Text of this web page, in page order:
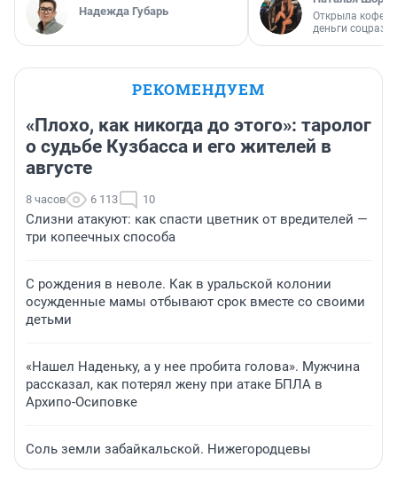
Надежда Губарь
Открыла
деньги
РЕКОМЕНДУЕМ
«Плохо, как никогда до этого»: таролог
о судьбе Кузбасса и его жителей в
августе
8 часов 6 113 10
Слизни атакуют: как спасти цветник от вредителей —
три копеечных способа
С рождения в неволе. Как в уральской колонии
осужденные мамы отбывают срок вместе со своими
детьми
«Нашел Наденьку, а у нее пробита голова». Мужчина
рассказал, как потерял жену при атаке БПЛА в
Архипо-Осиповке
Соль земли забайкальской. Нижегородцевы